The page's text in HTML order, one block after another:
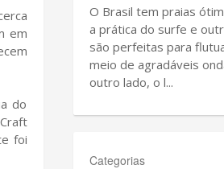
em
do
foi
O Brasil tem praias
a prática do surfe e
são perfeitas para
meio de agradáveis
outro lado, o l...
Categorias